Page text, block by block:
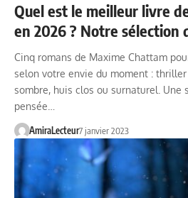
Quel est le meilleur livre
en 2026 ? Notre sélection
Cinq romans de Maxime Chattam
selon votre envie du moment :
sombre, huis clos ou surnaturel.
pensée…
AmiraLecteur7 janvier 2023